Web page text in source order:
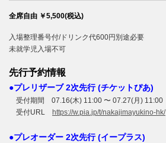
全席自由 ￥5,500(税込)
入場整理番号付/ドリンク代600円別途必要
未就学児入場不可
先行予約情報
●プレリザーブ 2次先行 (チケットぴあ)
受付期間 07.16(木) 11:00 〜 07.27(月) 11:00
受付URL
https://w.pia.jp/t/nakajimayukino-hk/
●プレオーダー 2次先行 (イープラス)